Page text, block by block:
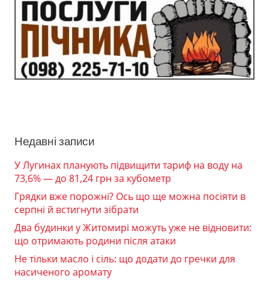
Недавні записи
У Лугинах планують підвищити тариф на воду на
73,6% — до 81,24 грн за кубометр
Грядки вже порожні? Ось що ще можна посіяти в
серпні й встигнути зібрати
Два будинки у Житомирі можуть уже не відновити:
що отримають родини після атаки
Не тільки масло і сіль: що додати до гречки для
насиченого аромату